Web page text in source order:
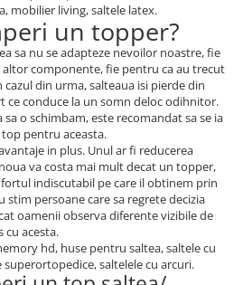
mobilier living, saltele latex.
un topper?
sa nu se adapteze nevoilor noastre, fie
altor componente, fie pentru ca au trecut
din urma, salteaua isi pierde din
ce conduce la un somn deloc odihnitor.
o schimbam, este recomandat sa se ia
pentru aceasta.
in plus. Unul ar fi reducerea
va costa mai mult decat un topper,
indiscutabil pe care il obtinem prin
persoane care sa regrete decizia
oamenii observa diferente vizibile de
cu acesta.
hd, huse pentru saltea, saltele cu
saltelele cu arcuri.